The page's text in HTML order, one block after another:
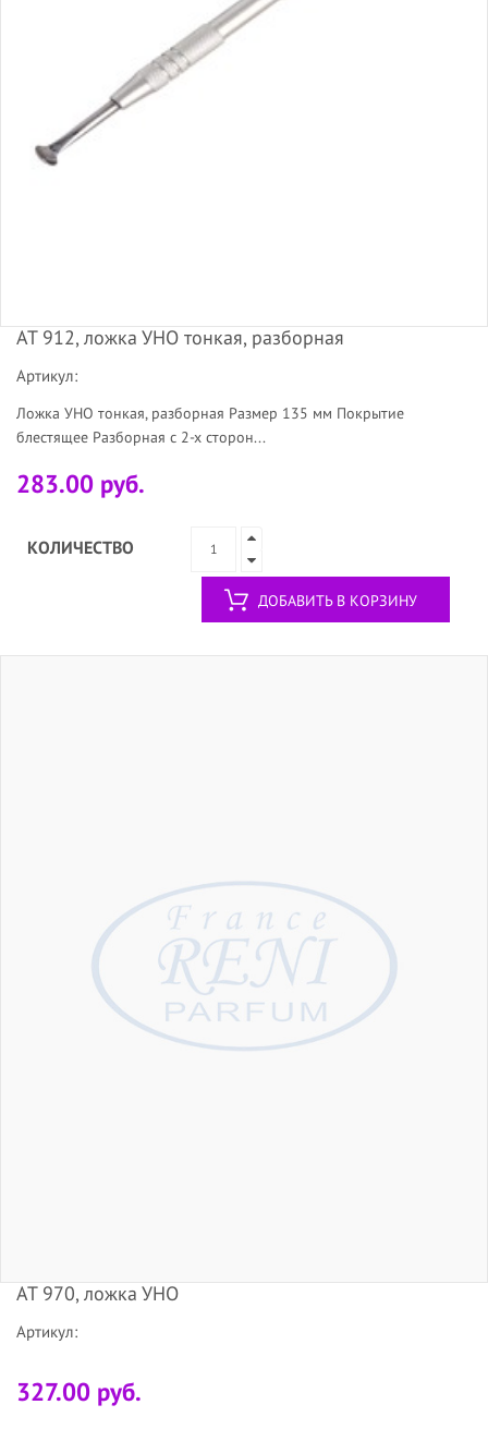
АТ 912, ложка УНО тонкая, разборная
Артикул:
Ложка УНО тонкая, разборная Размер 135 мм Покрытие
блестящее Разборная с 2-х сторон...
283.00 руб.
КОЛИЧЕСТВО
ДОБАВИТЬ В КОРЗИНУ
АТ 970, ложка УНО
Артикул:
327.00 руб.